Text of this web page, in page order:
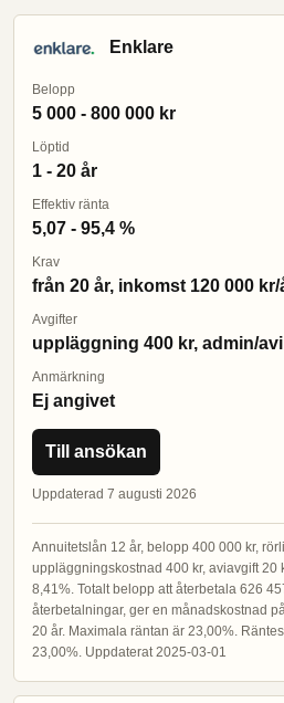
Enklare
Belopp
5 000 - 800 000 kr
Löptid
1 - 20 år
Effektiv ränta
5,07 - 95,4 %
Krav
från 20 år, inkomst 120 000 kr/
Avgifter
uppläggning 400 kr, admin/
Anmärkning
Ej angivet
Till ansökan
Uppdaterad 7 augusti 2026
Annuitetslån 12 år, belopp 400 000 kr,
uppläggningskostnad 400 kr, aviavgift 20
8,41%. Totalt belopp att återbetala 626
återbetalningar, ger en månadskostnad
20 år. Maximala räntan är 23,00%.
23,00%. Uppdaterat 2025-03-01